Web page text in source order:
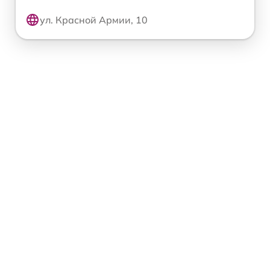
ул. Красной Армии, 10